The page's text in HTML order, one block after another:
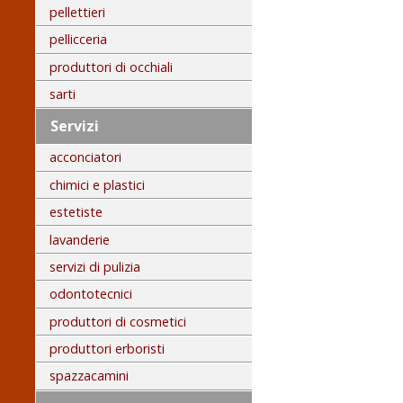
pellettieri
pellicceria
produttori di occhiali
sarti
Servizi
acconciatori
chimici e plastici
estetiste
lavanderie
servizi di pulizia
odontotecnici
produttori di cosmetici
produttori erboristi
spazzacamini